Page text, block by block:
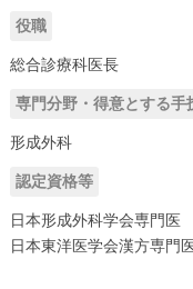
役職
総合診療科医長
専門分野・得意とする手
形成外科
認定資格等
日本形成外科学会専門医
日本東洋医学会漢方専門